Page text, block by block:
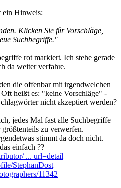
ein Hinweis:
Klicken Sie für Vorschläge,
Suchbegriffe."
rot markiert. Ich stehe gerade
da weiter verfahre.
die offenbar mit irgendwelchen
Oft heißt es: "keine Vorschläge" -
nicht akzeptiert werden?
jedes Mal fast alle Suchbegriffe
zu verwerfen.
stimmt da doch nicht.
einfach ??
... url=detail
StephanDost
11342